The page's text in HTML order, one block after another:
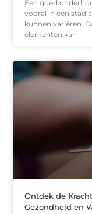
Een goed
vooral in een stad
kunnen variëren.
elementen kan
Ontdek de
Gezondheid en